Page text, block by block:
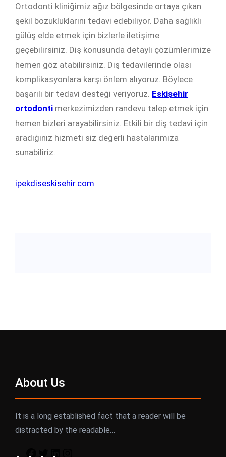
Ortodonti kliniğimiz ağız bölgesinde ortaya çıkan
şekil bozukluklarını tedavi edebiliyor. Daha sağlıklı
gülüş elde etmek için bizlerle iletişime
geçebilirsiniz. Diş konusunda detaylı çözümlerimize
hemen göz atabilirsiniz. Diş tedavilerinde olası
komplikasyonlara karşı önlem alıyoruz. Böylece
başarılı bir tedavi desteği veriyoruz. Eskişehir
ortodonti merkezimizden randevu talep etmek için
hemen bizleri arayabilirsiniz. Etkili bir diş tedavi için
aradığınız hizmeti siz değerli hastalarımıza
sunabiliriz.
ipekdiseskisehir.com
About Us
It is a long established fact that a reader will be
distracted by the readable…
F
T